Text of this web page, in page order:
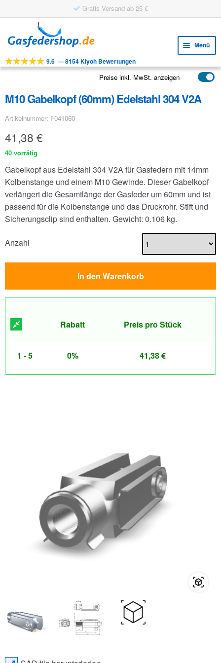
Gratis Versand ab 25 €
Navigation
springen
Inhalt
springen
Menü
Werkzeuge
Anwendungen
Kundenservice
FAQ
9.6 —8154 Kiyoh Bewertungen
Preise inkl. MwSt. anzeigen
M10 Gabelkopf (60mm) Edelstahl 304 V2A
Artikelnummer: F041060
41,38 €
40 vorrätig
Gabelkopf aus Edelstahl 304 V2A für Gasfedern mit 14mm
Kolbenstange und einem M10 Gewinde. Dieser Gabelkopf
verlängert die Gesamtlänge der Gasfeder um 60mm und ist
passend für die Kolbenstange und das Druckrohr. Stift und
Sicherungsclip sind enthalten. Gewicht: 0.106 kg.
Anzahl
In den Warenkorb
Rabatt Preis pro Stück
1 - 5 0% 41,38€